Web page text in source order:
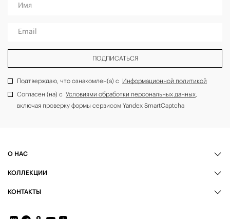
Имя
Email
ПОДПИСАТЬСЯ
Подтверждаю, что ознакомлен(а) с Информационной политикой
Согласен (на) с Условиями обработки персональных данных,
включая проверку формы сервисом Yandex SmartCaptcha
О НАС
КОЛЛЕКЦИИ
КОНТАКТЫ